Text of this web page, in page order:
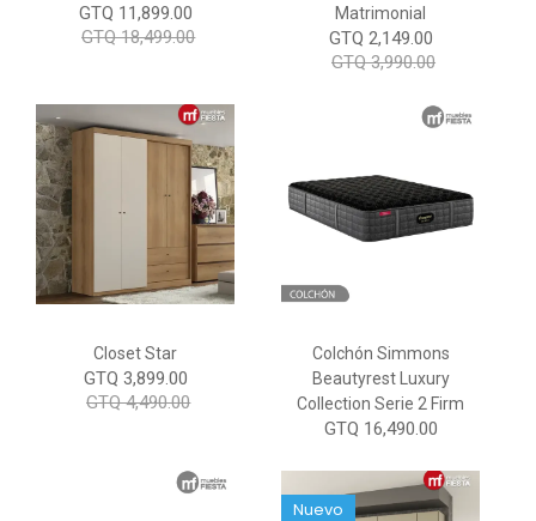
GTQ 11,899.00
GTQ 18,499.00
Matrimonial
GTQ 2,149.00
GTQ 3,990.00
Closet Star
GTQ 3,899.00
GTQ 4,490.00
Colchón Simmons
Beautyrest Luxury
Collection Serie 2 Firm
GTQ 16,490.00
Nuevo